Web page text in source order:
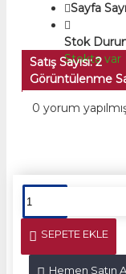
Sayfa
Stok
Stokta var
Satış Sayısı: 2
Görüntülenme
0 yorum
SEPETE EKLE
Hemen Satın